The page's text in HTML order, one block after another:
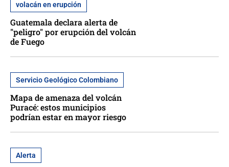
volacán en erupción
Guatemala declara alerta de
"peligro" por erupción del volcán
de Fuego
Servicio Geológico Colombiano
Mapa de amenaza del volcán
Puracé: estos municipios
podrían estar en mayor riesgo
Alerta